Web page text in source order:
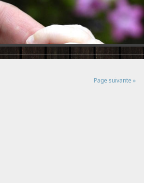
Page suivante »